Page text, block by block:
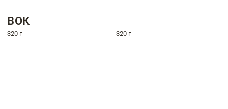
ВОК
320 г 320 г